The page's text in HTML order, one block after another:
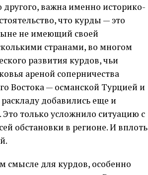
другого, важна именно историко-
что курды — это
не имеющий своей
странами, во многом
развития курдов, чьи
ареной соперничества
Востока — османской Турцией и
добавились еще и
только усложнило ситуацию с
обстановки в регионе. И вплоть
смысле для курдов, особенно